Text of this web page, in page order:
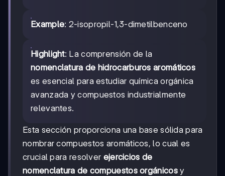
Example: 2-isopropil-1,3-dimetilbenceno
Highlight: La comprensión de la
nomenclatura de hidrocarburos aromáticos
es esencial para estudiar química orgánica
avanzada y compuestos industrialmente
relevantes.
Esta sección proporciona una base sólida para
nombrar compuestos aromáticos, lo cual es
crucial para resolver ejercicios de
nomenclatura de compuestos orgánicosy